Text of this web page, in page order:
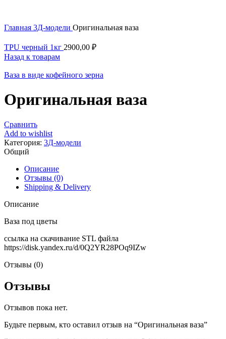
Главная 3Д-модели Оригинальная ваза
TPU черный 1кг 2900,00 ₽
Назад к товарам
Ваза в виде кофейного зерна
Оригинальная ваза
Сравнить
Add to wishlist
Категория: 3Д-модели
Общий
Описание
Отзывы (0)
Shipping & Delivery
Описание
Ваза под цветы
ссылка на скачивание STL файла
https://disk.yandex.ru/d/0Q2YR28POq9IZw
Отзывы (0)
Отзывы
Отзывов пока нет.
Будьте первым, кто оставил отзыв на “Оригинальная ваза”